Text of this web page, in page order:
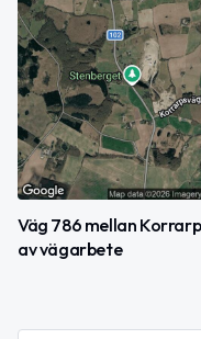
Väg 786 mellan
av vägarbete